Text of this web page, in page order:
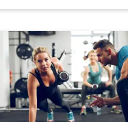
Detalhes do